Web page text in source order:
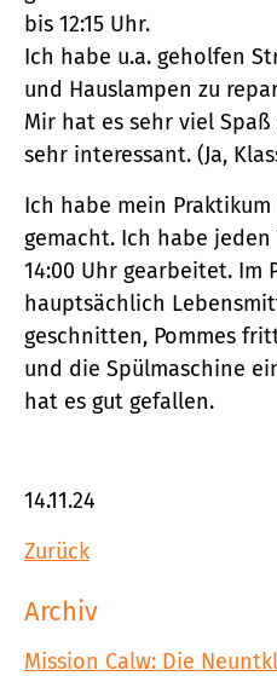
bis 12:15 Uhr.
Ich habe u.a. geholfen
und Hauslampen zu
Mir hat es sehr viel
sehr interessant. (Ja,
Ich habe mein Praktikum
gemacht. Ich habe jeden
14:00 Uhr gearbeitet. Im
hauptsächlich
geschnitten, Pommes
und die Spülmaschine
hat es gut gefallen.
14.11.24
Zurück
Archiv
Mission Calw: Die